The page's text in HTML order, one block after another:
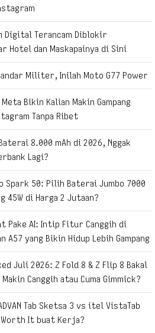
Terancam Diblokir
Hotel dan Maskapainya di Sini
Militer, Inilah Moto G77 Power
Bikin Kalian Makin Gampang
Tanpa Ribet
8.000 mAh di 2026, Nggak
Lagi?
Spark 50: Pilih Baterai Jumbo 7000
45W di Harga 2 Jutaan?
Pake AI: Intip Fitur Canggih di
A57 yang Bikin Hidup Lebih Gampang
Juli 2026: Z Fold 8 & Z Flip 8 Bakal
Canggih atau Cuma Gimmick?
Tab Sketsa 3 vs itel VistaTab
Worth It buat Kerja?